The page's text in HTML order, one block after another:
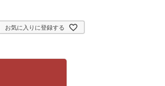
お気に入りに登録する